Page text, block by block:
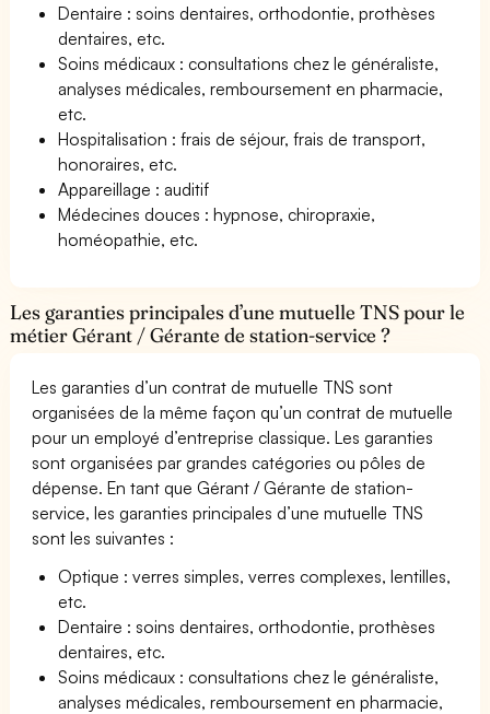
Dentaire : soins dentaires, orthodontie, prothèses
dentaires, etc.
Soins médicaux : consultations chez le généraliste,
analyses médicales, remboursement en pharmacie,
etc.
Hospitalisation : frais de séjour, frais de transport,
honoraires, etc.
Appareillage : auditif
Médecines douces : hypnose, chiropraxie,
homéopathie, etc.
Les garanties principales d’une mutuelle TNS pour le
métier Gérant / Gérante de station-service ?
Les garanties d’un contrat de mutuelle TNS sont
organisées de la même façon qu’un contrat de mutuelle
pour un employé d’entreprise classique. Les garanties
sont organisées par grandes catégories ou pôles de
dépense. En tant que Gérant / Gérante de station-
service, les garanties principales d’une mutuelle TNS
sont les suivantes :
Optique : verres simples, verres complexes, lentilles,
etc.
Dentaire : soins dentaires, orthodontie, prothèses
dentaires, etc.
Soins médicaux : consultations chez le généraliste,
analyses médicales, remboursement en pharmacie,